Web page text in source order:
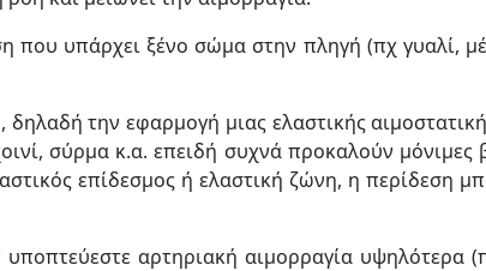
που υπάρχει ξένο σώμα στην πληγή (πχ γυαλί,
την εφαρμογή μιας ελαστικής
σύρμα κ.α. επειδή συχνά προκαλούν
επίδεσμος ή ελαστική ζώνη, η περίδεση
αρτηριακή αιμορραγία υψηλότερα